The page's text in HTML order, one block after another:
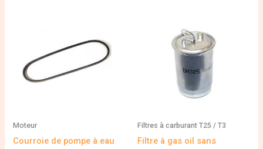
Moteur
Courroie de pompe à eau
Filtres à carburant T25 / T3
Filtre à gas oil sans